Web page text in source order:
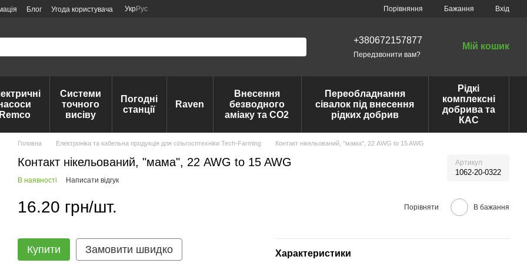
Блог Угода користувача УкрРус Порівняння Бажання Вхід
+380672157877
Передзвонити вам?
Мій кошик
Remco
Системи
точного
висіву
Погодні
станції
Raven
Внесення
безводного
аміаку та CO2
Переобладнання
сівалок під внесення
рідких добрив
Рідкі
комплексні
добрива та
КАС
Головна Електроніка та кабельна продукція для сільгосптехніки Tech-Farming Контакт нікельований, "мама", 22 AWG to 15 AWG
Контакт нікельований, "мама", 22 AWG to 15 AWG Артикул
1062-20-0322
В наявності Написати відгук
16.20 грн/шт. Порівняти В бажання
Купити Замовити швидко Характеристики